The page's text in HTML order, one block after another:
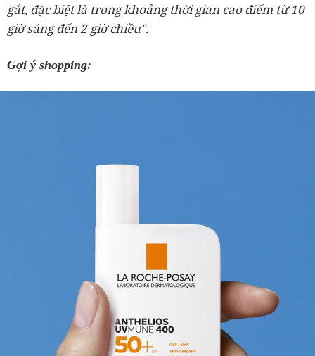
gắt, đặc biệt là trong khoảng thời gian cao điểm từ 10
giờ sáng đến 2 giờ chiều".
Gợi ý shopping: